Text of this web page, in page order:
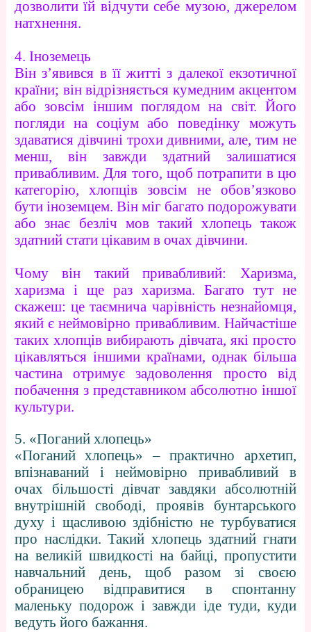
дозволити їй відчути себе музою, джерелом
натхнення.
4. Іноземець
Він з’явився в її житті з далекої екзотичної
країни; він відрізняється кумедним акцентом
або зовсім іншим поглядом на світ. Його
погляди на соціум або поведінку можуть
здаватися дівчині трохи дивними, але, тим не
менш, він завжди здатний залишатися
привабливим. Для того, щоб потрапити в цю
категорію, хлопців зовсім не обов’язково
бути іноземцем. Він міг багато подорожувати
або знає безліч мов такий хлопець також
здатний стати цікавим в очах дівчини.
Чому він такий привабливий: Харизма,
харизма і ще раз харизма. Багато тут не
скажеш: це таємнича чарівність незнайомця,
який є неймовірно привабливим. Найчастіше
таких хлопців вибирають дівчата, які просто
цікавляться іншими країнами, однак більша
частина отримує задоволення просто від
побачення з представником абсолютно іншої
культури.
5. «Поганий хлопець»
«Поганий хлопець» – практично архетип,
впізнаваний і неймовірно привабливий в
очах більшості дівчат завдяки абсолютній
внутрішній свободі, проявів бунтарського
духу і щасливою здібністю не турбуватися
про наслідки. Такий хлопець здатний гнати
на великій швидкості на байці, пропустити
навчальний день, щоб разом зі своєю
обраницею відправитися в спонтанну
маленьку подорож і завжди іде туди, куди
ведуть його бажання.